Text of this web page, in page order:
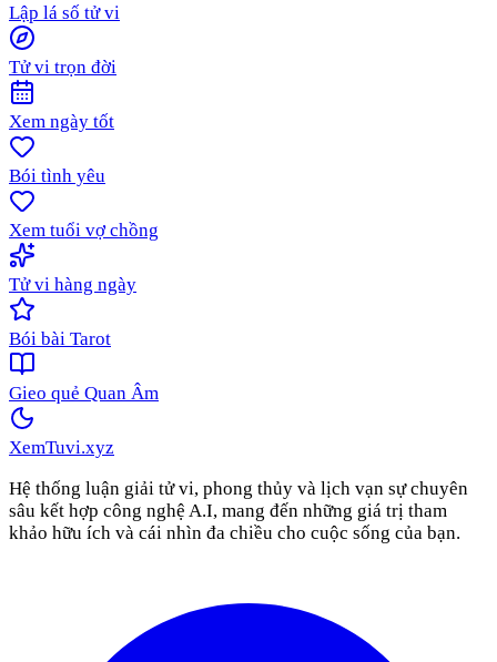
Lập lá số tử vi
Tử vi trọn đời
Xem ngày tốt
Bói tình yêu
Xem tuổi vợ chồng
Tử vi hàng ngày
Bói bài Tarot
Gieo quẻ Quan Âm
XemTuvi.xyz
Hệ thống luận giải tử vi, phong thủy và lịch vạn sự chuyên
sâu kết hợp công nghệ A.I, mang đến những giá trị tham
khảo hữu ích và cái nhìn đa chiều cho cuộc sống của bạn.